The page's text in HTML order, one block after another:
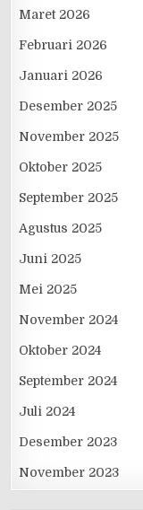
Maret 2026
Februari 2026
Januari 2026
Desember 2025
November 2025
Oktober 2025
September 2025
Agustus 2025
Juni 2025
Mei 2025
November 2024
Oktober 2024
September 2024
Juli 2024
Desember 2023
November 2023